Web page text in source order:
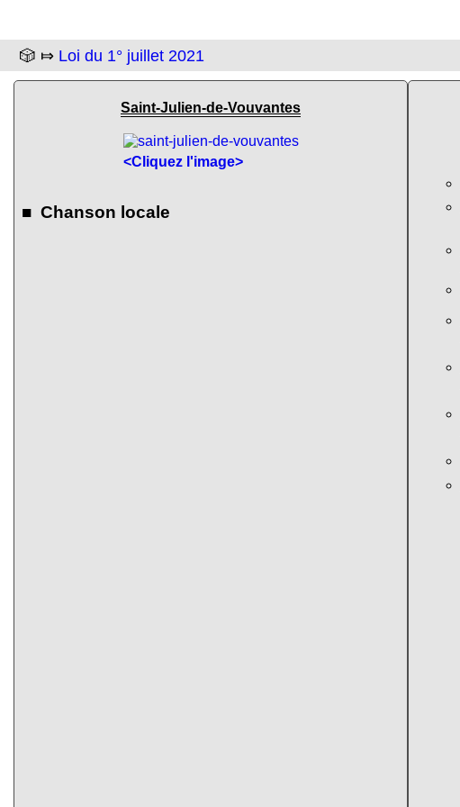
🎲 ⤇ Loi du 1° juillet 2021
Saint-Julien-de-Vouvantes
<Cliquez l'image>
■ Chanson locale